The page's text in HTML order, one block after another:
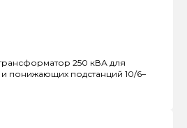
250 кВА для
понижающих подстанций 10/6–